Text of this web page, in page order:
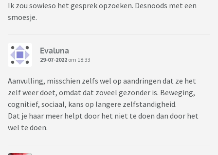
Ik zou sowieso het gesprek opzoeken. Desnoods met een
smoesje.
Evaluna
29-07-2022 om 18:33
Aanvulling, misschien zelfs wel op aandringen dat ze het
zelf weer doet, omdat dat zoveel gezonder is. Beweging,
cognitief, sociaal, kans op langere zelfstandigheid.
Dat je haar meer helpt door het niet te doen dan door het
wel te doen.